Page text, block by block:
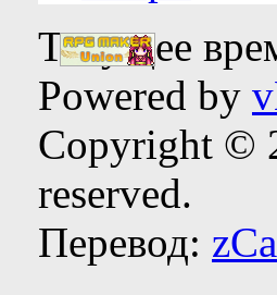
Текущее
Powered by
Copyright ©
reserved.
Перевод: